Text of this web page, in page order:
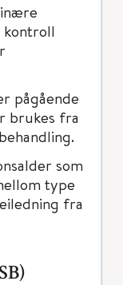
kontroll
pågående
brukes fra
som
type
fra